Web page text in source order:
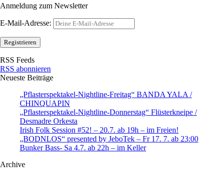
Anmeldung zum Newsletter
E-Mail-Adresse:
RSS Feeds
RSS abonnieren
Neueste Beiträge
„Pflasterspektakel-Nightline-Freitag“ BANDA YALA /
CHINQUAPIN
„Pflasterspektakel-Nightline-Donnerstag“ Flüsterkneipe /
Desmadre Orkesta
Irish Folk Session #52! – 20.7. ab 19h – im Freien!
„BODNLOS“ presented by JeboTek – Fr 17. 7. ab 23:00
Bunker Bass- Sa 4.7. ab 22h – im Keller
Archive